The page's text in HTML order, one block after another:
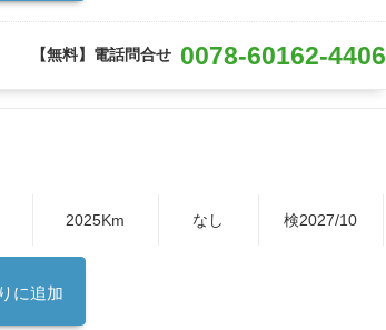
【無料】電話問合せ 0078-60162-4406
2025Km なし 検2027/10
に追加